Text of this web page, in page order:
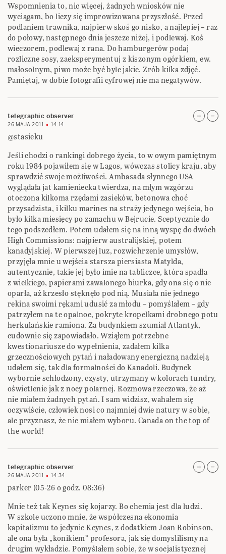
Wspomnienia to, nic więcej, żadnych wniosków nie
wyciągam, bo liczy się improwizowana przyszłość. Przed
podlaniem trawnika, najpierw skoś go nisko, a najlepiej – raz
do połowy, następnego dnia jeszcze niżej, i podlewaj. Koś
wieczorem, podlewaj z rana. Do hamburgerów podaj
rozliczne sosy, zaeksperymentuj z kiszonym ogórkiem, ew.
małosolnym, piwo może być byle jakie. Zrób kilka zdjęć.
Pamiętaj, w dobie fotografii cyfrowej nie ma negatywów.
telegraphic observer
26 MAJA 2011 14:14
@stasieku
Jeśli chodzi o rankingi dobrego życia, to w owym pamiętnym
roku 1984 pojawiłem się w Lagos, wówczas stolicy kraju, aby
sprawdzić swoje możliwości. Ambasada słynnego USA
wyglądała jat kamieniecka twierdza, na młym wzgórzu
otoczona kilkoma rzędami zasieków, betonowa choć
przysadzista, i kilku marines na straży jedynego wejścia, bo
było kilka miesięcy po zamachu w Bejrucie. Sceptycznie do
tego podszedłem. Potem udałem się na inną wyspę do dwóch
High Commissions: najpierw australijskiej, potem
kanadyjskiej. W pierwszej luz, rozwichrzenie umysłów,
przyjęła mnie u wejścia starsza piersiasta Matylda,
autentycznie, takie jej było imie na tabliczce, która spadła
z wielkiego, papierami zawalonego biurka, gdy ona się o nie
oparła, aż krzesło stęknęło pod nią. Musiała nie jednego
rekina swoimi rękami udusić za młodu – pomyślałem – gdy
patrzyłem na te opalnoe, pokryte kropelkami drobnego potu
herkulańskie ramiona. Za budynkiem szumiał Atlantyk,
cudownie się zapowiadało. Wziąłem potrzebne
kwestionariusze do wypełnienia, zadałem kilka
grzecznościowych pytań i naładowany energiczną nadzieją
udałem się, tak dla formalności do Kanadoli. Budynek
wybornie schłodzony, czysty, utrzymany w kolorach tundry,
oświetlenie jak z nocy polarnej. Rozmowa rzeczowa, że aż
nie miałem żadnych pytań. I sam widzisz, wahałem się
oczywiście, człowiek nosi co najmniej dwie natury w sobie,
ale przyznasz, że nie miałem wyboru. Canada on the top of
the world!
telegraphic observer
26 MAJA 2011 14:34
parker (05-26 o godz. 08:36)
Mnie też tak Keynes się kojarzy. Bo chemia jest dla ludzi.
W szkole uczono mnie, że współczesna ekonomia
kapitalizmu to jedynie Keynes, z dodatkiem Joan Robinson,
ale ona była „konikiem” profesora, jak się domyslilismy na
drugim wykładzie. Pomyślałem sobie, że w socjalistycznej